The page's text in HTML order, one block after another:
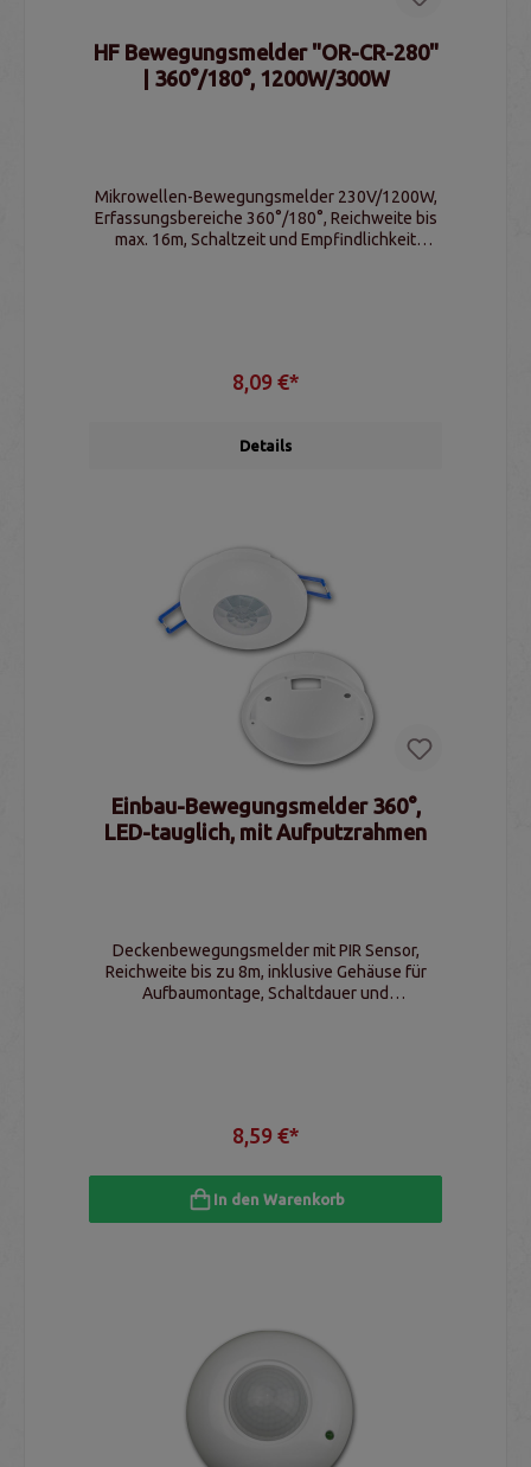
HF Bewegungsmelder "OR-CR-280"
| 360°/180°, 1200W/300W
Mikrowellen-Bewegungsmelder 230V/1200W,
Erfassungsbereiche 360°/180°, Reichweite bis
max. 16m, Schaltzeit und Empfindlichkeit
8,09 €*
Details
Einbau-Bewegungsmelder 360°,
LED-tauglich, mit Aufputzrahmen
Deckenbewegungsmelder mit PIR Sensor,
Reichweite bis zu 8m, inklusive Gehäuse für
Aufbaumontage, Schaltdauer und
8,59 €*
In den Warenkorb